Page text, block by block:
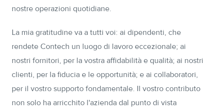
nostre operazioni quotidiane.
La mia gratitudine va a tutti voi: ai dipendenti, che
rendete Contech un luogo di lavoro eccezionale; ai
nostri fornitori, per la vostra affidabilità e qualità; ai nostri
clienti, per la fiducia e le opportunità; e ai collaboratori,
per il vostro supporto fondamentale. Il vostro contributo
non solo ha arricchito l'azienda dal punto di vista